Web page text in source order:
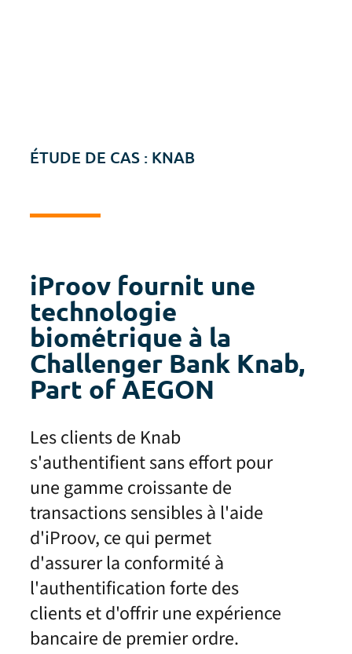
ÉTUDE DE CAS : KNAB
iProov fournit une
technologie
biométrique à la
Challenger Bank Knab,
Part of AEGON
Les clients de Knab
s'authentifient sans effort pour
une gamme croissante de
transactions sensibles à l'aide
d'iProov, ce qui permet
d'assurer la conformité à
l'authentification forte des
clients et d'offrir une expérience
bancaire de premier ordre.